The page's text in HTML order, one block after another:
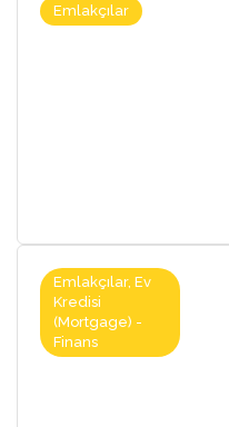
Emlakçılar
Emlakçılar, Ev
Kredisi
(Mortgage) -
Finans